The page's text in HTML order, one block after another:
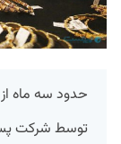
حدود سه ماه
توسط شرکت